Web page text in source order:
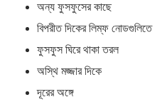
অন্য ফুসফুসের কাছে
বিপরীত দিকের লিম্ফ নোডগুলিতে
ফুসফুস ঘিরে থাকা তরল
অস্থি মজ্জার দিকে
দূরের অঙ্গে